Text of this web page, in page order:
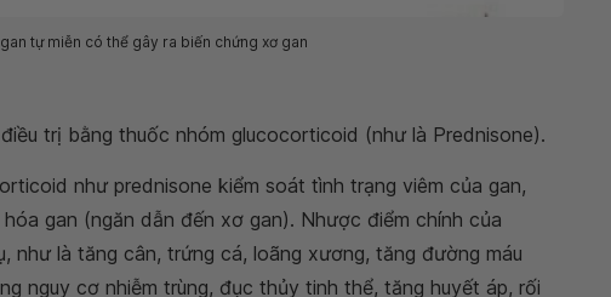
tự miễn có thể gây ra biến chứng xơ gan
trị bằng thuốc nhóm glucocorticoid (như là Prednisone).
như prednisone kiểm soát tình trạng viêm của gan,
gan (ngăn dẫn đến xơ gan). Nhược điểm chính của
như là tăng cân, trứng cá, loãng xương, tăng đường máu
nguy cơ nhiễm trùng, đục thủy tinh thể, tăng huyết áp, rối